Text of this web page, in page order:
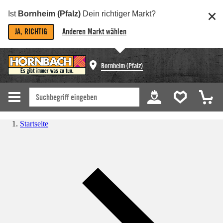
Ist Bornheim (Pfalz) Dein richtiger Markt?
JA, RICHTIG Anderen Markt wählen
Bornheim (Pfalz)
Startseite